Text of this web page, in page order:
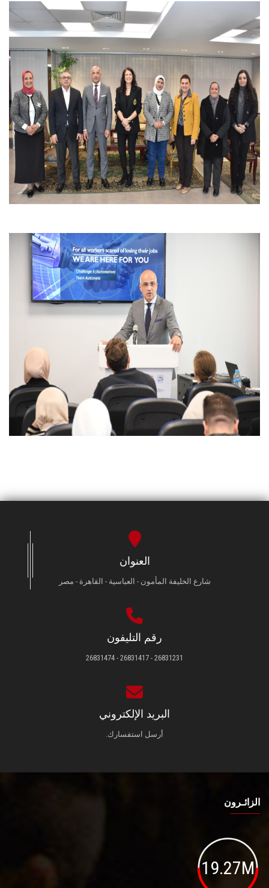
العنوان
شارع الخليفة المأمون - العباسية - القاهرة - مصر
رقم التليفون
26831231 - 26831417 - 26831474
البريد الإلكتروني
أرسل استفسارك.
الزائـرون
19.27M